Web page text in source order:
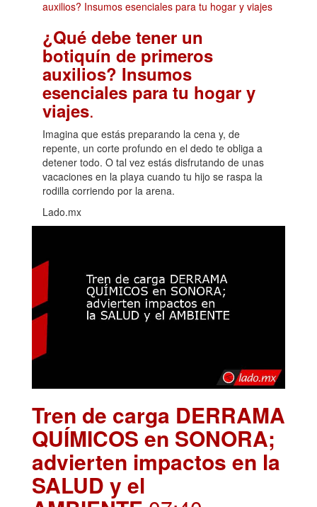
¿Qué debe tener un
botiquín de primeros
auxilios? Insumos
esenciales para tu hogar y
viajes.
Imagina que estás preparando la cena y, de
repente, un corte profundo en el dedo te obliga a
detener todo. O tal vez estás disfrutando de unas
vacaciones en la playa cuando tu hijo se raspa la
rodilla corriendo por la arena.
Lado.mx
Tren de carga DERRAMA
QUÍMICOS en SONORA;
advierten impactos en la
SALUD y el